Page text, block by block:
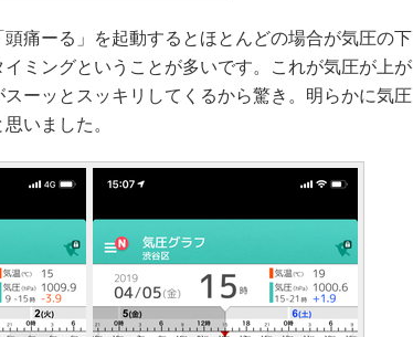
痛ーる」を起動するとほとんどの場合が気圧の下
ミングということが多いです。これが気圧が上が
ーッとスッキリしてくるから驚き。明らかに気圧
いました。